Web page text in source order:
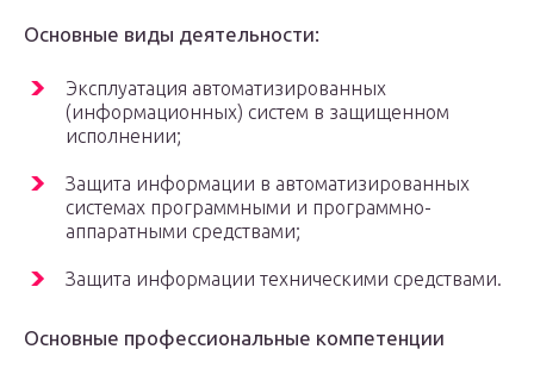
Основные виды деятельности:
Эксплуатация автоматизированных
(информационных) систем в защищенном
исполнении;
Защита информации в автоматизированных
системах программными и программно-
аппаратными средствами;
Защита информации техническими средствами.
Основные профессиональные компетенции